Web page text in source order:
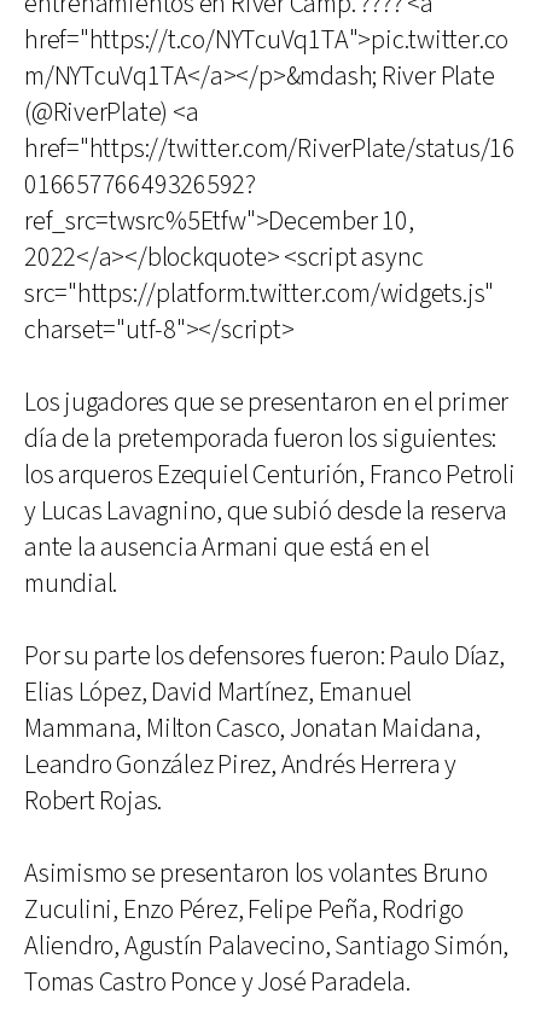
href="https://t.co/NYTcuVq1TA">pic.twitter.co
m/NYTcuVq1TA</a></p>&mdash; River Plate
(@RiverPlate) <a
href="https://twitter.com/RiverPlate/status/16
01665776649326592?
ref_src=twsrc%5Etfw">December 10,
2022</a></blockquote> <script async
src="https://platform.twitter.com/widgets.js"
charset="utf-8"></script>
Los jugadores que se presentaron en el primer
día de la pretemporada fueron los siguientes:
los arqueros Ezequiel Centurión, Franco Petroli
y Lucas Lavagnino, que subió desde la reserva
ante la ausencia Armani que está en el
mundial.
Por su parte los defensores fueron: Paulo Díaz,
Elias López, David Martínez, Emanuel
Mammana, Milton Casco, Jonatan Maidana,
Leandro González Pirez, Andrés Herrera y
Robert Rojas.
Asimismo se presentaron los volantes Bruno
Zuculini, Enzo Pérez, Felipe Peña, Rodrigo
Aliendro, Agustín Palavecino, Santiago Simón,
Tomas Castro Ponce y José Paradela.